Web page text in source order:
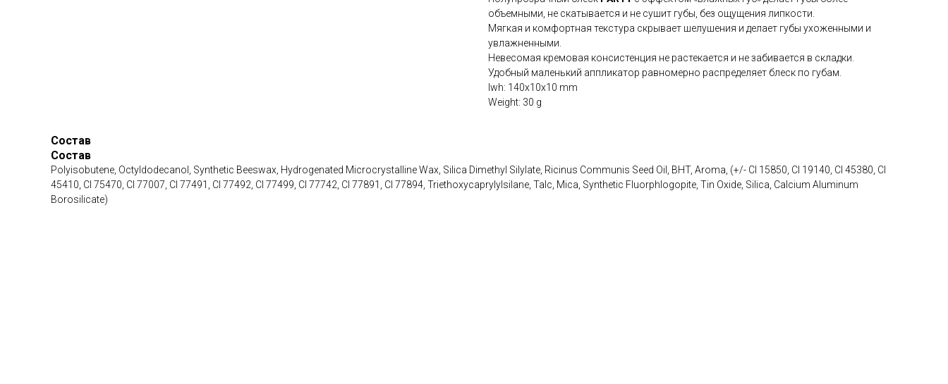
объемными, не скатывается и не сушит губы, без ощущения липкости.
Мягкая и комфортная текстура скрывает шелушения и делает губы ухоженными и
увлажненными.
Невесомая кремовая консистенция не растекается и не забивается в складки.
Удобный маленький аппликатор равномерно распределяет блеск по губам.
lwh: 140x10x10 mm
Weight: 30 g
Состав
Состав
Polyisobutene, Octyldodecanol, Synthetic Beeswax, Hydrogenated Microcrystalline Wax, Silica Dimethyl Silylate, Ricinus Communis Seed Oil, BHT, Aroma, (+/- CI 15850, CI 19140, CI 45380, CI
45410, CI 75470, CI 77007, CI 77491, CI 77492, CI 77499, CI 77742, CI 77891, CI 77894, Triethoxycaprylylsilane, Talc, Mica, Synthetic Fluorphlogopite, Tin Oxide, Silica, Calcium Aluminum
Borosilicate)